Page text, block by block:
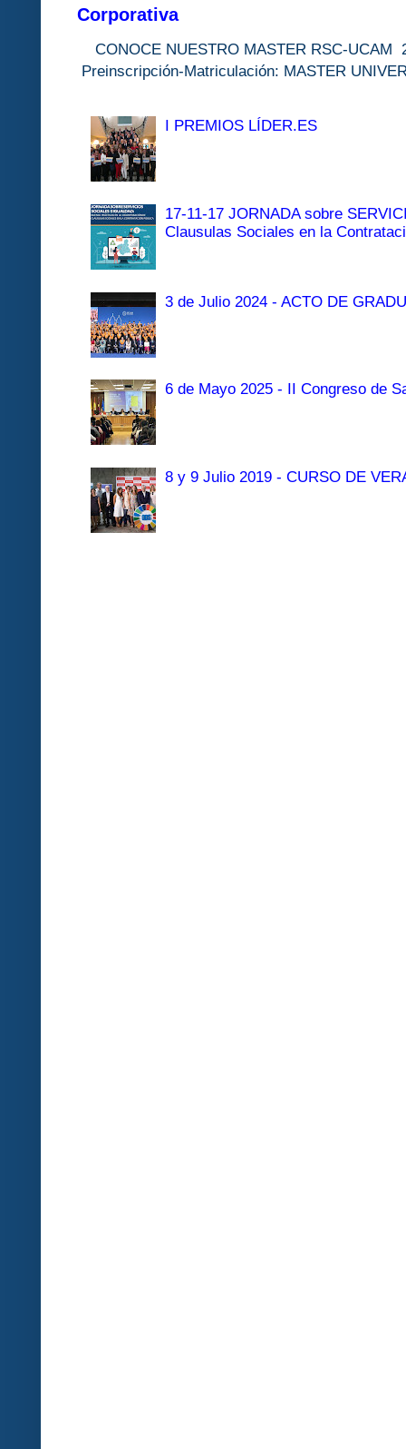
Corporativa
CONOCE NUESTRO MASTER
Preinscripción-Matriculación: MASTER
I PREMIOS LÍDER.ES
17-11-17 JORNADA sobre
Clausulas Sociales en la
3 de Julio 2024 - ACTO DE
6 de Mayo 2025 - II Congreso de
8 y 9 Julio 2019 - CURSO DE